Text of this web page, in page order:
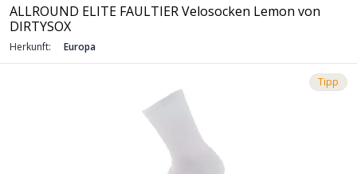
ALLROUND ELITE FAULTIER Velosocken Lemon von
DIRTYSOX
Herkunft: Europa
Tipp